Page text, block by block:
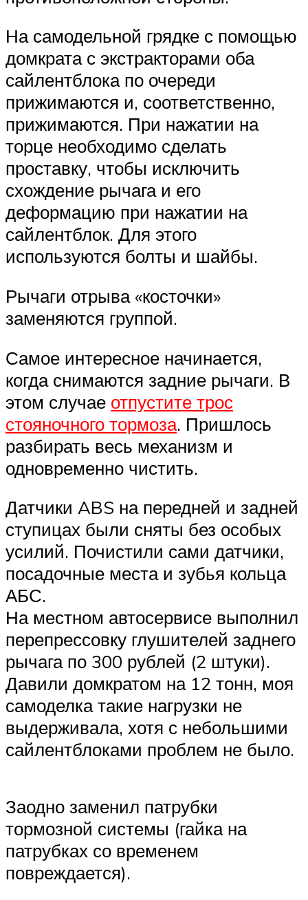
На самодельной грядке с помощью
домкрата с экстракторами оба
сайлентблока по очереди
прижимаются и, соответственно,
прижимаются. При нажатии на
торце необходимо сделать
проставку, чтобы исключить
схождение рычага и его
деформацию при нажатии на
сайлентблок. Для этого
используются болты и шайбы.
Рычаги отрыва «косточки»
заменяются группой.
Самое интересное начинается,
когда снимаются задние рычаги. В
этом случае отпустите трос
стояночного тормоза. Пришлось
разбирать весь механизм и
одновременно чистить.
Датчики ABS на передней и задней
ступицах были сняты без особых
усилий. Почистили сами датчики,
посадочные места и зубья кольца
АБС.
На местном автосервисе выполнил
перепрессовку глушителей заднего
рычага по 300 рублей (2 штуки).
Давили домкратом на 12 тонн, моя
самоделка такие нагрузки не
выдерживала, хотя с небольшими
сайлентблоками проблем не было.
Заодно заменил патрубки
тормозной системы (гайка на
патрубках со временем
повреждается).